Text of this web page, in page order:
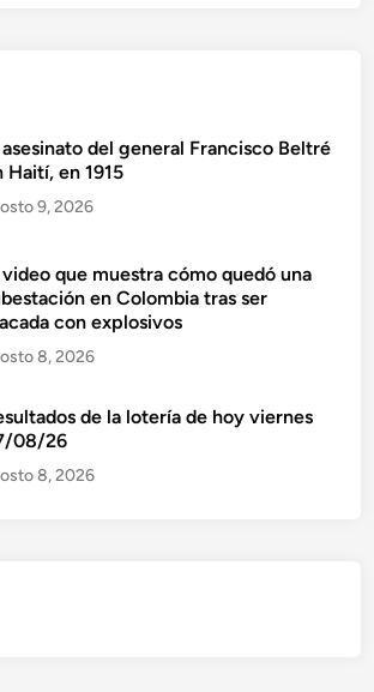
asesinato del general Francisco Beltré
Haití, en 1915
9, 2026
video que muestra cómo quedó una
en Colombia tras ser
con explosivos
8, 2026
de la lotería de hoy viernes
08/26
8, 2026